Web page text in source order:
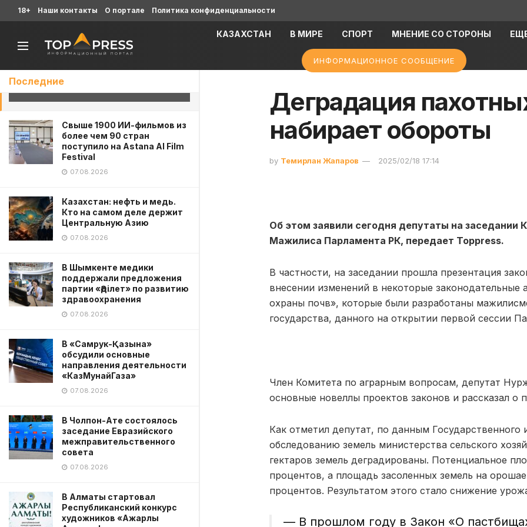
Последние
набирает обороты
18.02.2025
Свыше 1900 ИИ-фильмов из
более чем 90 стран
поступило на Astana AI Film
Festival
07.08.2026
Казахстан: нефть и медь.
Кто на самом деле держит
Центральную Азию
07.08.2026
В Шымкенте медики
поддержали предложения
партии «Әділет» по развитию
здравоохранения
07.08.2026
В «Самрук-Қазына»
обсудили основные
направления деятельности
«КазМунайГаза»
07.08.2026
В Чолпон-Ате состоялось
заседание Евразийского
межправительственного
совета
07.08.2026
В Алматы стартовал
Республиканский конкурс
художников «Ажарлы
18+ Наши контакты О портале Политика конфиденциальности
КАЗАХСТАН В МИРЕ СПОРТ МНЕНИЕ СО СТОРОНЫ
ИНФОРМАЦИОННОЕ СООБЩЕНИЕ
Деградация
набирает обороты
by Темирлан Жапаров 2025/02/18 17:14
Об этом заявили сегодня депутаты на заседании
Мажилиса Парламента РК, передает Toppress.
В частности, на заседании прошла презентация
внесении изменений в некоторые законодательные
охраны почв», которые были разработаны
государства, данного на открытии первой сессии
Член Комитета по аграрным вопросам, депутат
основные новеллы проектов законов и рассказал о
Как отметил депутат, по данным Государственного
обследованию земель министерства сельского
гектаров земель деградированы. Потенциальное
процентов, а площадь засоленных земель на
процентов. Результатом этого стало снижение
— В прошлом году в Закон «О